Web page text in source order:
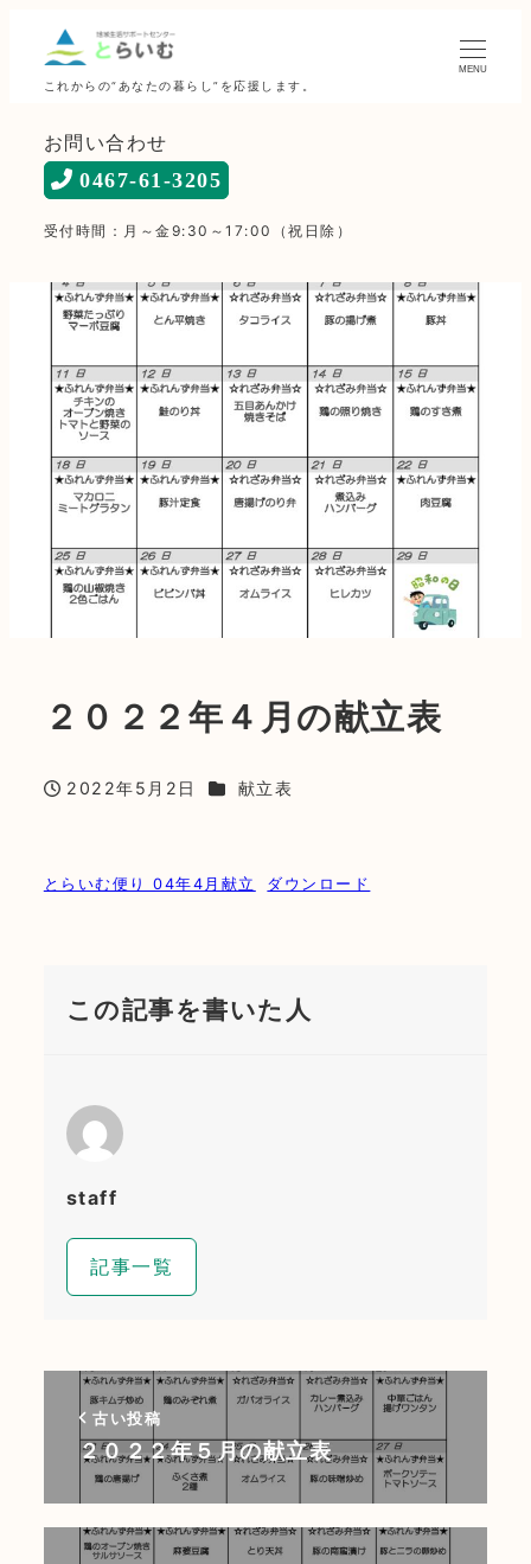
これからの“あなたの暮らし”を応援します。
MENU
お問い合わせ
0467-61-3205
受付時間：月～金9:30～17:00（祝日除）
２０２２年４月の献立表
投稿日
2022年5月2日 カテゴリー
献立表
とらいむ便り 04年4月献立 ダウンロード
この記事を書いた人
staff
記事一覧
古い投稿
２０２２年５月の献立表